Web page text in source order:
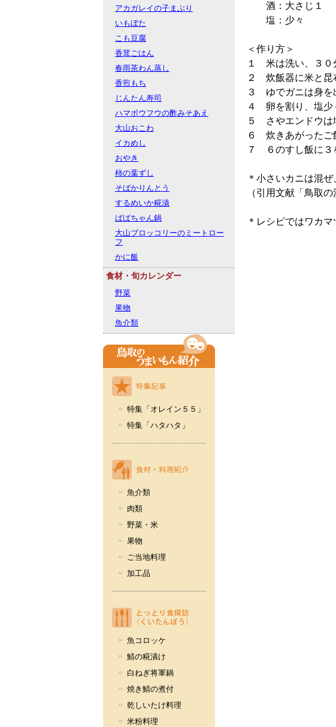
アカガレイの子まぶり
いもぼた
こも豆腐
香茸ごはん
春雨茶わん蒸し
香煎もち
じんたん寿司
ハマボウフウの酢みそあえ
大山おこわ
イカめし
おやき
柿の葉ずし
そばかりんとう
するめいか糀漬
ばばちゃん鍋
大山ブロッコリーのミートロー
フ
かに飯
食材・旬カレンダー
野菜
果物
魚介類
特集「オレイン５５」
特集「ハタハタ」
魚介類
肉類
野菜・米
果物
ご当地料理
加工品
魚コロッケ
鯖の糀漬け
白ねぎ将軍鍋
焼き鯖の煮付
乾しいたけ料理
米粉料理
酒：大さじ１
塩：少々
＜作り方＞
１ 米は洗い、３０
２ 炊飯器に米と昆
３ ゆでガニは身を
４ 卵を割り、塩少
５ さやエンドウは
６ 炊きあがったご
７ ６のすし飯に３
＊小さいカニは混
（引用文献「鳥取
＊レシピではワカ